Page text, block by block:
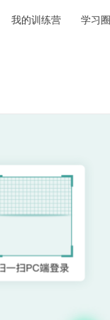
我的训练营 学习圈